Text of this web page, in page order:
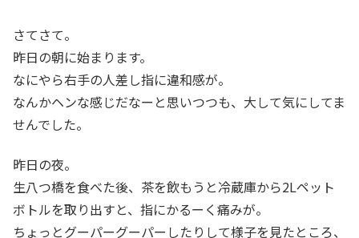
さてさて。
昨日の朝に始まります。
なにやら右手の人差し指に違和感が。
なんかヘンな感じだなーと思いつつも、大して気にしてま
せんでした。
昨日の夜。
生八つ橋を食べた後、茶を飲もうと冷蔵庫から2Lペット
ボトルを取り出すと、指にかるーく痛みが。
ちょっとグーパーグーパーしたりして様子を見たところ、